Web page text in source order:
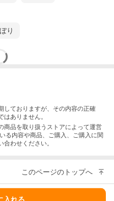
り
しておりますが、その内容の正確
ありません。
商品を取り扱うストアによって運営
る内容や商品、ご購入 、ご購入に関
わせください。
このページのトップへ